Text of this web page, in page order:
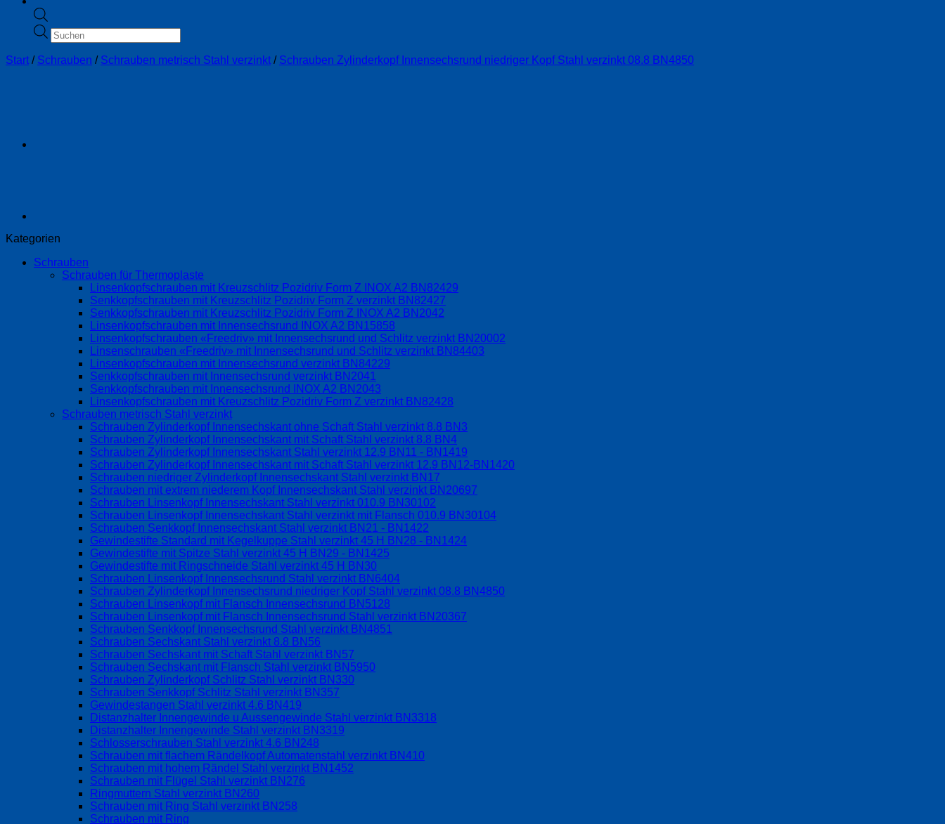
Products
search
Start / Schrauben / Schrauben metrisch Stahl verzinkt / Schrauben Zylinderkopf Innensechsrund niedriger Kopf Stahl verzinkt 08.8 BN4850
Kategorien
Schrauben
Schrauben für Thermoplaste
Linsenkopfschrauben mit Kreuzschlitz Pozidriv Form Z INOX A2 BN82429
Senkkopfschrauben mit Kreuzschlitz Pozidriv Form Z verzinkt BN82427
Senkkopfschrauben mit Kreuzschlitz Pozidriv Form Z INOX A2 BN2042
Linsenkopfschrauben mit Innensechsrund INOX A2 BN15858
Linsenkopfschrauben «Freedriv» mit Innensechsrund und Schlitz verzinkt BN20002
Linsenschrauben «Freedriv» mit Innensechsrund und Schlitz verzinkt BN84403
Linsenkopfschrauben mit Innensechsrund verzinkt BN84229
Senkkopfschrauben mit Innensechsrund verzinkt BN2041
Senkkopfschrauben mit Innensechsrund INOX A2 BN2043
Linsenkopfschrauben mit Kreuzschlitz Pozidriv Form Z verzinkt BN82428
Schrauben metrisch Stahl verzinkt
Schrauben Zylinderkopf Innensechskant ohne Schaft Stahl verzinkt 8.8 BN3
Schrauben Zylinderkopf Innensechskant mit Schaft Stahl verzinkt 8.8 BN4
Schrauben Zylinderkopf Innensechskant Stahl verzinkt 12.9 BN11 - BN1419
Schrauben Zylinderkopf Innensechskant mit Schaft Stahl verzinkt 12.9 BN12-BN1420
Schrauben niedriger Zylinderkopf Innensechskant Stahl verzinkt BN17
Schrauben mit extrem niederem Kopf Innensechskant Stahl verzinkt BN20697
Schrauben Linsenkopf Innensechskant Stahl verzinkt 010.9 BN30102
Schrauben Linsenkopf Innensechskant Stahl verzinkt mit Flansch 010.9 BN30104
Schrauben Senkkopf Innensechskant Stahl verzinkt BN21 - BN1422
Gewindestifte Standard mit Kegelkuppe Stahl verzinkt 45 H BN28 - BN1424
Gewindestifte mit Spitze Stahl verzinkt 45 H BN29 - BN1425
Gewindestifte mit Ringschneide Stahl verzinkt 45 H BN30
Schrauben Linsenkopf Innensechsrund Stahl verzinkt BN6404
Schrauben Zylinderkopf Innensechsrund niedriger Kopf Stahl verzinkt 08.8 BN4850
Schrauben Linsenkopf mit Flansch Innensechsrund BN5128
Schrauben Linsenkopf mit Flansch Innensechsrund Stahl verzinkt BN20367
Schrauben Senkkopf Innensechsrund Stahl verzinkt BN4851
Schrauben Sechskant Stahl verzinkt 8.8 BN56
Schrauben Sechskant mit Schaft Stahl verzinkt BN57
Schrauben Sechskant mit Flansch Stahl verzinkt BN5950
Schrauben Zylinderkopf Schlitz Stahl verzinkt BN330
Schrauben Senkkopf Schlitz Stahl verzinkt BN357
Gewindestangen Stahl verzinkt 4.6 BN419
Distanzhalter Innengewinde u Aussengewinde Stahl verzinkt BN3318
Distanzhalter Innengewinde Stahl verzinkt BN3319
Schlosserschrauben Stahl verzinkt 4.6 BN248
Schrauben mit flachem Rändelkopf Automatenstahl verzinkt BN410
Schrauben mit hohem Rändel Stahl verzinkt BN1452
Schrauben mit Flügel Stahl verzinkt BN276
Ringmuttern Stahl verzinkt BN260
Schrauben mit Ring Stahl verzinkt BN258
Schrauben mit Ring